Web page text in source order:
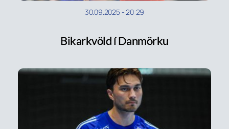
30.09.2025-20:29
Bikarkvöld í Danmörku